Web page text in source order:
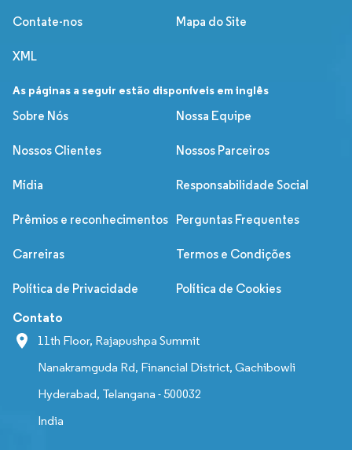
Contate-nos Mapa do Site
XML
As páginas a seguir estão disponíveis em inglês
Sobre Nós
Nossa Equipe
Nossos Clientes Nossos Parceiros
Mídia Responsabilidade Social
Prêmios e reconhecimentos Perguntas Frequentes
Carreiras Termos e Condições
Política de Privacidade Política de Cookies
Contato
11th Floor, Rajapushpa Summit
Nanakramguda Rd, Financial District, Gachibowli
Hyderabad, Telangana - 500032
India